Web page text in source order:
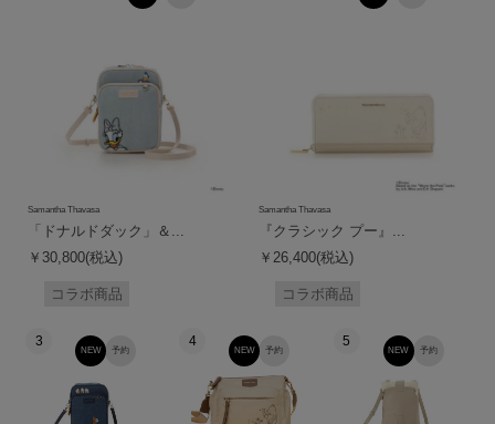
Samantha Thavasa
「ドナルドダック」＆...
￥30,800(税込)
コラボ商品
Samantha Thavasa
『クラシック プー』...
￥26,400(税込)
コラボ商品
3
予約
NEW
4
予約
NEW
5
予約
NEW